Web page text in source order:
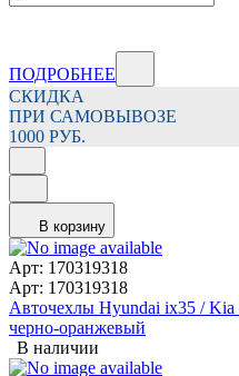
ПОДРОБНЕЕ
СКИДКА
ПРИ САМОВЫВОЗЕ
1000 РУБ.
В корзину
Арт: 170319318
Арт: 170319318
Авточехлы Hyundai ix35 /
черно-оранжевый
В наличии